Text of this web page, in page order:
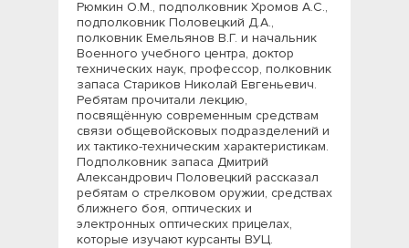
Рюмкин О.М., подполковник Хромов А.С.,
подполковник Половецкий Д.А.,
полковник Емельянов В.Г. и начальник
Военного учебного центра, доктор
технических наук, профессор, полковник
запаса Стариков Николай Евгеньевич.
Ребятам прочитали лекцию,
посвящённую современным средствам
связи общевойсковых подразделений и
их тактико-техническим характеристикам.
Подполковник запаса Дмитрий
Александрович Половецкий рассказал
ребятам о стрелковом оружии, средствах
ближнего боя, оптических и
электронных оптических прицелах,
которые изучают курсанты ВУЦ.